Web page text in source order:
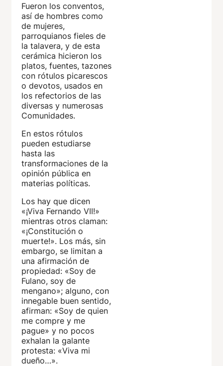
Fueron los conventos,
así de hombres como
de mujeres,
parroquianos fieles de
la talavera, y de esta
cerámica hicieron los
platos, fuentes, tazones
con rótulos picarescos
o devotos, usados en
los refectorios de las
diversas y numerosas
Comunidades.
En estos rótulos
pueden estudiarse
hasta las
transformaciones de la
opinión pública en
materias políticas.
Los hay que dicen
«¡Viva Fernando VII!»
mientras otros claman:
«¡Constitución o
muerte!». Los más, sin
embargo, se limitan a
una afirmación de
propiedad: «Soy de
Fulano, soy de
mengano»; alguno, con
innegable buen sentido,
afirman: «Soy de quien
me compre y me
pague» y no pocos
exhalan la galante
protesta: «Viva mi
dueño…».